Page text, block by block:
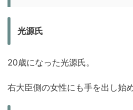
光源氏
20歳になった光源氏。
右大臣側の女性にも手を出し始め